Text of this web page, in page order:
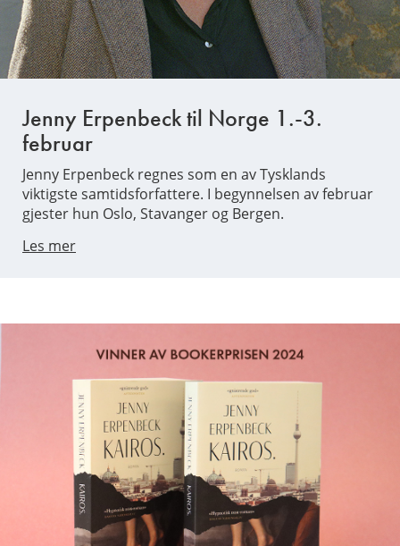
Jenny Erpenbeck til Norge 1.-3.
februar
Jenny Erpenbeck regnes som en av Tysklands
viktigste samtidsforfattere. I begynnelsen av februar
gjester hun Oslo, Stavanger og Bergen.
Les mer